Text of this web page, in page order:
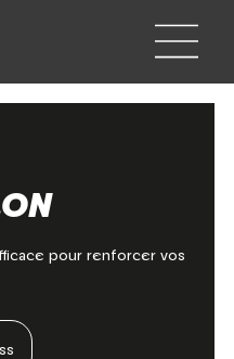
pour renforcer vos